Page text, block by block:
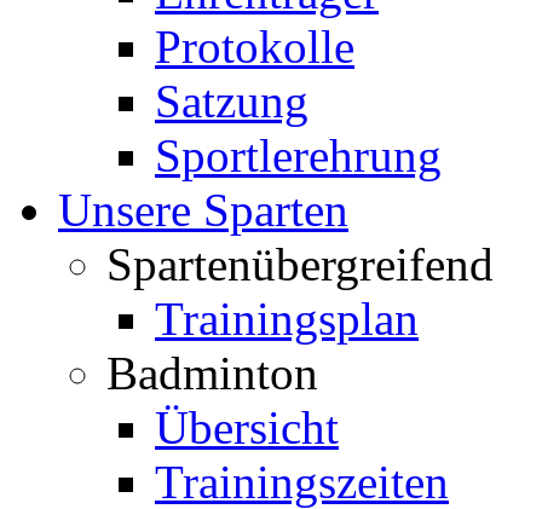
Protokolle
Satzung
Sportlerehrung
Unsere Sparten
Spartenübergreifend
Trainingsplan
Badminton
Übersicht
Trainingszeiten